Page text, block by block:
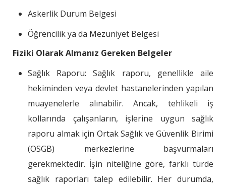
Askerlik Durum Belgesi
Öğrencilik ya da Mezuniyet Belgesi
Fiziki Olarak Almanız Gereken Belgeler
Sağlık Raporu: Sağlık raporu, genellikle aile
hekiminden veya devlet hastanelerinden yapılan
muayenelerle alınabilir. Ancak, tehlikeli iş
kollarında çalışanların, işlerine uygun sağlık
raporu almak için Ortak Sağlık ve Güvenlik Birimi
(OSGB) merkezlerine başvurmaları
gerekmektedir. İşin niteliğine göre, farklı türde
sağlık raporları talep edilebilir. Her durumda,